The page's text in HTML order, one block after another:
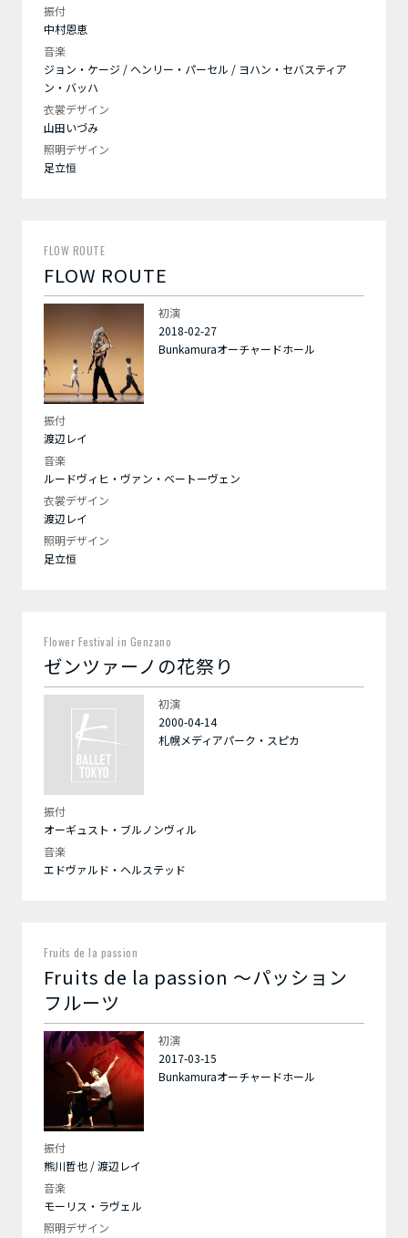
振付
中村恩恵
音楽
ジョン・ケージ / ヘンリー・パーセル / ヨハン・セバスティア
ン・バッハ
衣裳デザイン
山田いづみ
照明デザイン
足立恒
FLOW ROUTE
FLOW ROUTE
初演
2018-02-27
Bunkamuraオーチャードホール
振付
渡辺レイ
音楽
ルードヴィヒ・ヴァン・ベートーヴェン
衣裳デザイン
渡辺レイ
照明デザイン
足立恒
Flower Festival in Genzano
ゼンツァーノの花祭り
初演
2000-04-14
札幌メディアパーク・スピカ
振付
オーギュスト・ブルノンヴィル
音楽
エドヴァルド・ヘルステッド
Fruits de la passion
Fruits de la passion ～パッション
フルーツ
初演
2017-03-15
Bunkamuraオーチャードホール
振付
熊川哲也 / 渡辺レイ
音楽
モーリス・ラヴェル
照明デザイン